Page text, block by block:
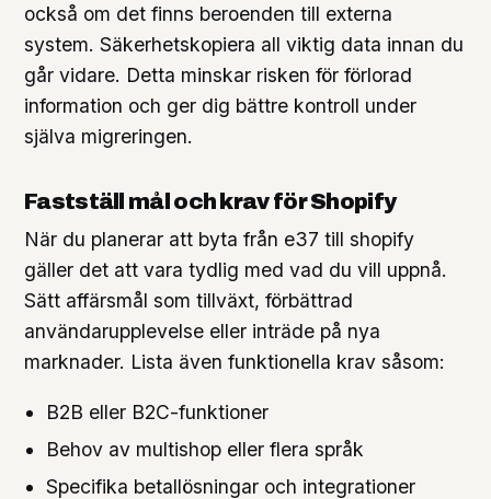
också om det finns beroenden till externa
system. Säkerhetskopiera all viktig data innan du
går vidare. Detta minskar risken för förlorad
information och ger dig bättre kontroll under
själva migreringen.
Fastställ mål och krav för Shopify
När du planerar att byta från e37 till shopify
gäller det att vara tydlig med vad du vill uppnå.
Sätt affärsmål som tillväxt, förbättrad
användarupplevelse eller inträde på nya
marknader. Lista även funktionella krav såsom:
B2B eller B2C-funktioner
Behov av multishop eller flera språk
Specifika betallösningar och integrationer